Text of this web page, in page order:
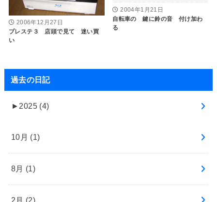
2006年12月27日
プレステ３ 店頭で見て 迷い買
い
2004年1月21日
自転車の 鍵に鈴の音 付け加わ
る
過去の日記
► 2025 (4)
10月 (1)
8月 (1)
2月 (2)